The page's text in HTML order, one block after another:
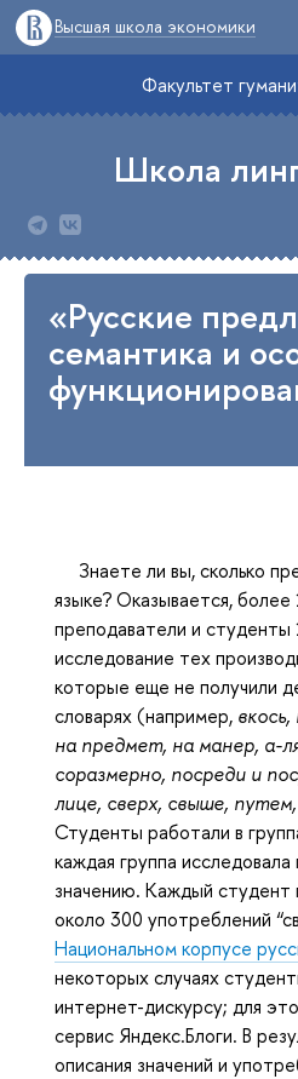
Высшая школа экономики
Факультет
Школа
«Русские
семантика и
Знаете ли вы, сколько
языке? Оказывается,
преподаватели и студенты
исследование тех
которые еще не получили
словарях (например,
на предмет, на манер, а-
соразмерно, посреди и
лице, сверх, свыше,
Студенты работали в
каждая группа
значению. Каждый студент
около 300 употреблений
Национальном корпусе
некоторых случаях
интернет-дискурсу; для
сервис Яндекс.Блоги. В
описания значений и